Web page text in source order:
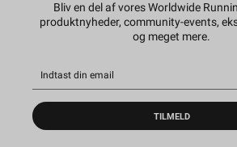
Bliv en del af vores Worldwide
produktnyheder, community-events,
og meget mere.
TILMELD